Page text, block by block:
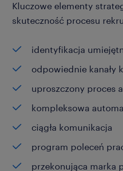
Kluczowe elementy
skuteczność procesu
identyfikacja
odpowiednie kanały
uproszczony proces
kompleksowa
ciągła komunikacja
program poleceń
przekonująca marka